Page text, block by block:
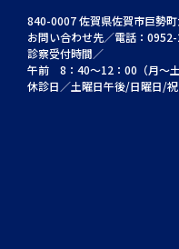
840-0007 佐賀県佐賀市巨勢
お問い合わせ先／電話：
診察受付時間／
午前 8：40～12：00（月～土
休診日／土曜日午後/日曜日/祝